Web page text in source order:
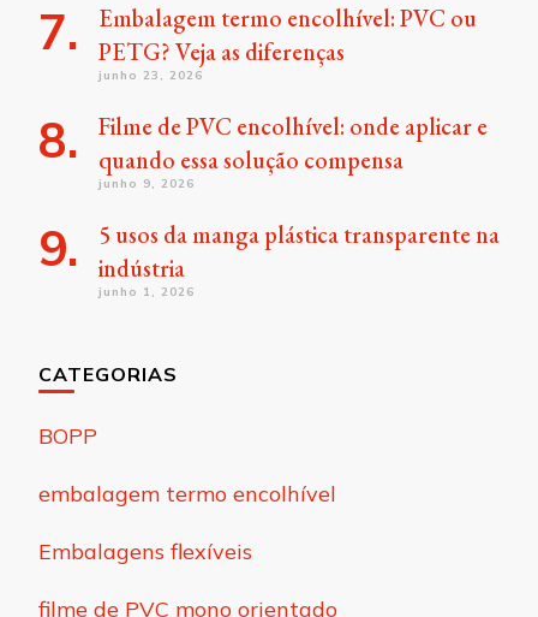
Embalagem termo encolhível: PVC ou
PETG? Veja as diferenças
junho 23, 2026
Filme de PVC encolhível: onde aplicar e
quando essa solução compensa
junho 9, 2026
5 usos da manga plástica transparente na
indústria
junho 1, 2026
CATEGORIAS
BOPP
embalagem termo encolhível
Embalagens flexíveis
filme de PVC mono orientado